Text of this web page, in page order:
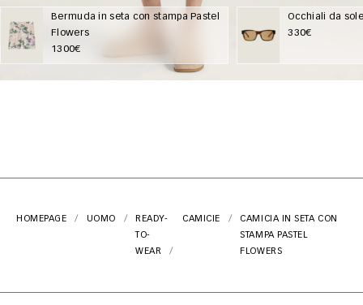
Bermuda in seta con stampa Pastel
Flowers
1300€
Occhiali da
330€
HOMEPAGE UOMO
READY-
TO-
WEAR
CAMICIE
CAMICIA IN SETA CON
STAMPA PASTEL
FLOWERS